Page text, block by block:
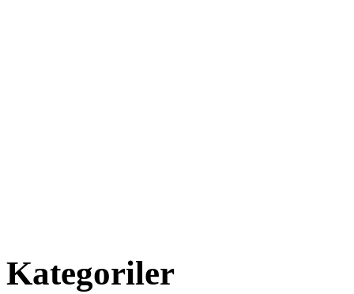
Kategoriler